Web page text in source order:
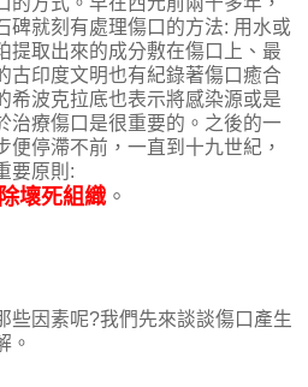
碑就刻有處理傷口的方法: 用水或
提取出來的成分敷在傷口上、最
古印度文明也有紀錄著傷口癒合
希波克拉底也表示將感染源或是
治療傷口是很重要的。之後的一
便停滯不前，一直到十九世紀，
要原則:
壞死組織。
些因素呢?我們先來談談傷口產生
。